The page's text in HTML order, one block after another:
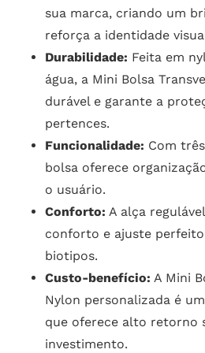
sua marca, criando um
reforça a identidade
Durabilidade: Feita em
água, a Mini Bolsa
durável e garante a
pertences.
Funcionalidade: Com
bolsa oferece
o usuário.
Conforto: A alça
conforto e ajuste
biotipos.
Custo-benefício: A Mini
Nylon personalizada é
que oferece alto retorno
investimento.